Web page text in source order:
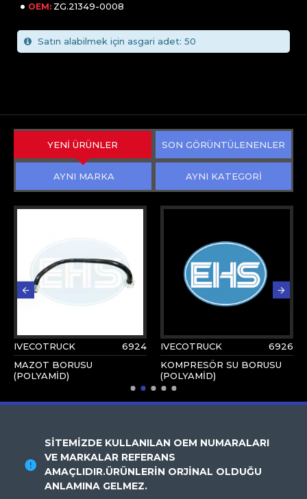
OEM: ZG.21349-0008
Satın alabilmek için asgari adet: 50
YENİ ÜRÜNLER SON GÖRÜNTÜLENENLER
AYNI MARKA AYNI KATEGORİ
IVECOTRUCK
6924
MAZOT BORUSU
(POLYAMİD)
IVECOTRUCK
6926
KOMPRESÖR SU BORUSU
(POLYAMİD)
SİTEMİZDE KULLANILAN OEM NUMARALARI
VE MARKALAR REFERANS
AMAÇLIDIR.ÜRÜNLERİN ORJİNAL OLDUĞU
ANLAMINA GELMEZ.